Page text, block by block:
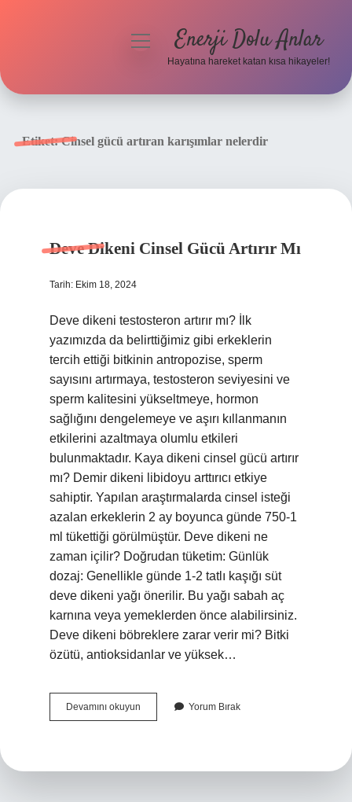
menüyüEnerji Dolu Anlar
Hayatına hareket katan kısa hikayeler!
Etiket:Cinsel gücü artıran karışımlar nelerdir
Deve Dikeni Cinsel Gücü Artırır Mı
Tarih: Ekim 18, 2024
Deve dikeni testosteron artırır mı? İlk
yazımızda da belirttiğimiz gibi erkeklerin
tercih ettiği bitkinin antropozise, ​​sperm
sayısını artırmaya, testosteron seviyesini ve
sperm kalitesini yükseltmeye, hormon
sağlığını dengelemeye ve aşırı kıllanmanın
etkilerini azaltmaya olumlu etkileri
bulunmaktadır. Kaya dikeni cinsel gücü artırır
mı? Demir dikeni libidoyu arttırıcı etkiye
sahiptir. Yapılan araştırmalarda cinsel isteği
azalan erkeklerin 2 ay boyunca günde 750-1
ml tükettiği görülmüştür. Deve dikeni ne
zaman içilir? Doğrudan tüketim: Günlük
dozaj: Genellikle günde 1-2 tatlı kaşığı süt
deve dikeni yağı önerilir. Bu yağı sabah aç
karnına veya yemeklerden önce alabilirsiniz.
Deve dikeni böbreklere zarar verir mi? Bitki
özütü, antioksidanlar ve yüksek…
Devamını okuyun
Dikeni
Yorum Bırak